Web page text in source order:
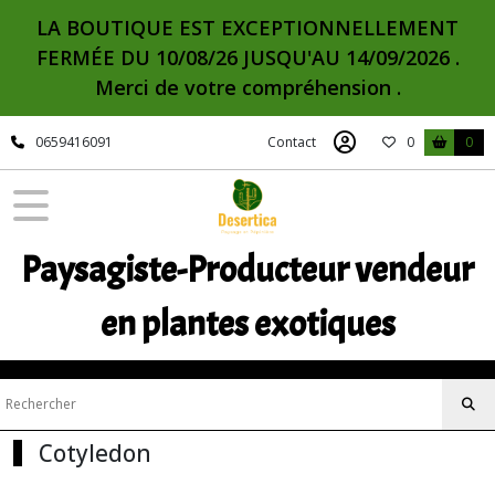
LA BOUTIQUE EST EXCEPTIONNELLEMENT
FERMÉE DU 10/08/26 JUSQU'AU 14/09/2026 .
Merci de votre compréhension .
0659416091 Contact 0 0
Paysagiste-Producteur vendeur
en plantes exotiques
Cotyledon
Fermer
Tous
Pépinière
(16)
Agave